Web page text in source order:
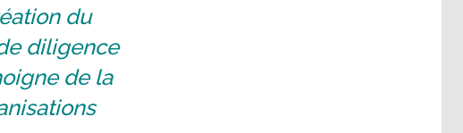
du
diligence
de la